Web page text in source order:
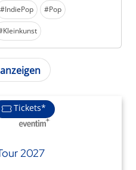
#IndiePop #Pop
Tickets*
2027